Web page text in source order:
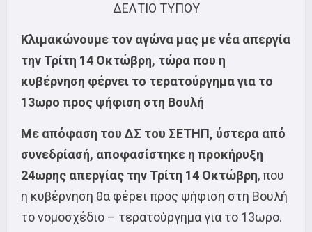
ΔΕΛΤΙΟ ΤΥΠΟΥ
Κλιμακώνουμε τον αγώνα μας με νέα απεργία
την Τρίτη 14 Οκτώβρη, τώρα που η
κυβέρνηση φέρνει το τερατούργημα για το
13ωρο προς ψήφιση στη Βουλή
Με απόφαση του ΔΣ του ΣΕΤΗΠ, ύστερα από
συνεδρίασή, αποφασίστηκε η προκήρυξη
24ωρης απεργίας την Τρίτη 14 Οκτώβρη, που
η κυβέρνηση θα φέρει προς ψήφιση στη Βουλή
το νομοσχέδιο – τερατούργημα για το 13ωρο.